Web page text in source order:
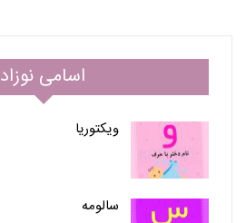
اسامی نوزاد
ویکتوریا
سالومه